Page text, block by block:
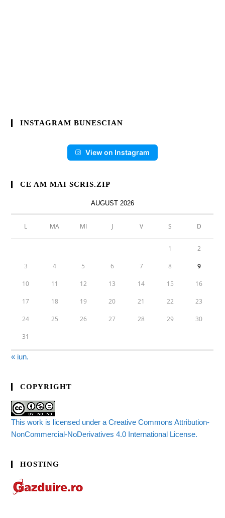
INSTAGRAM BUNESCIAN
View on Instagram
CE AM MAI SCRIS.ZIP
AUGUST 2026
L MA MI J V S D
1 2
3 4 5 6 7 8 9
10 11 12 13 14 15 16
17 18 19 20 21 22 23
24 25 26 27 28 29 30
31
« iun.
COPYRIGHT
This work is licensed under a Creative Commons Attribution-
NonCommercial-NoDerivatives 4.0 International License.
HOSTING